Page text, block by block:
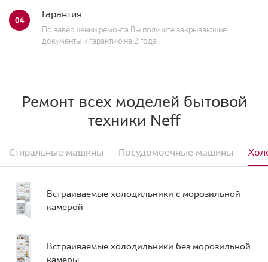
04 Гарантия
По завершении ремонта Вы получите закрывающие
документы и гарантию на 2 года
Ремонт всех моделей бытовой
техники Neff
Стиральные машины Посудомоечные машины
Встраиваемые холодильники с морозильной
камерой
Встраиваемые холодильники без морозильной
камеры